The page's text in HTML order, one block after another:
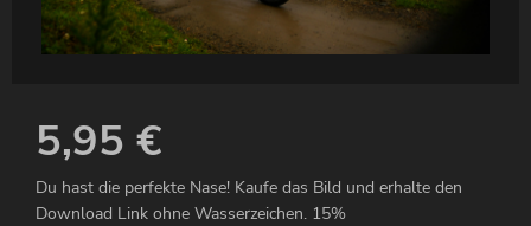
5,95 €
Du hast die perfekte Nase! Kaufe das Bild und erhalte den
Download Link ohne Wasserzeichen. 15%